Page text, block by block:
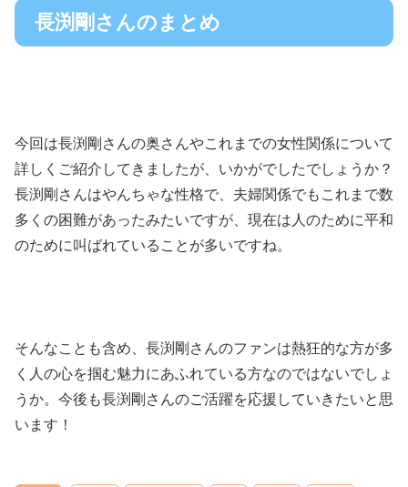
長渕剛さんのまとめ
今回は長渕剛さんの奥さんやこれまでの女性関係について
詳しくご紹介してきましたが、いかがでしたでしょうか？
長渕剛さんはやんちゃな性格で、夫婦関係でもこれまで数
多くの困難があったみたいですが、現在は人のために平和
のために叫ばれていることが多いですね。
そんなことも含め、長渕剛さんのファンは熱狂的な方が多
く人の心を掴む魅力にあふれている方なのではないでしょ
うか。今後も長渕剛さんのご活躍を応援していきたいと思
います！